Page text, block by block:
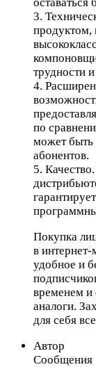
3.
продуктом,
трудности
4.
по
может быть
абонентов.
5.
Покупка
в
удобное и
временем и
аналоги.
для себя
Автор
Сообщения